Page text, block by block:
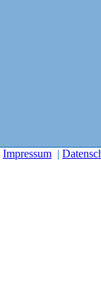
Impressum |